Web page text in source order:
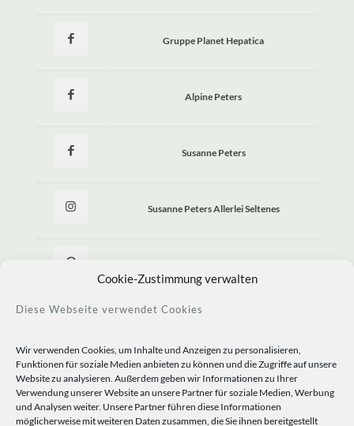
Cookie-Zustimmung verwalten
Diese Webseite verwendet Cookies
Wir verwenden Cookies, um Inhalte und Anzeigen zu personalisieren,
Funktionen für soziale Medien anbieten zu können und die Zugriffe auf unsere
Website zu analysieren. Außerdem geben wir Informationen zu Ihrer
Verwendung unserer Website an unsere Partner für soziale Medien, Werbung
und Analysen weiter. Unsere Partner führen diese Informationen
möglicherweise mit weiteren Daten zusammen, die Sie ihnen bereitgestellt
Gruppe Planet Hepatica
Alpine Peters
Susanne Peters
Susanne Peters Allerlei Seltenes